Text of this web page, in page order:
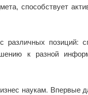
способствует
различных позиций:
к разной
наукам. Впервые